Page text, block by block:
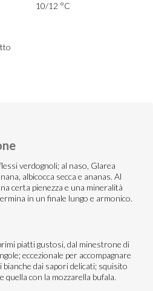
10/12 °C
verdognoli; al naso, Glarea
albicocca secca e ananas. Al
certa pienezza e una mineralità
in un finale lungo e armonico.
piatti gustosi, dal minestrone di
eccezionale per accompagnare
dai sapori delicati; squisito
quella con la mozzarella bufala.